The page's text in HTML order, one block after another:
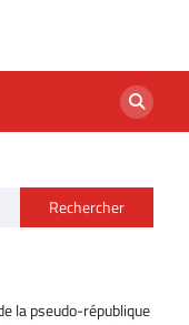
Rechercher
la pseudo-république